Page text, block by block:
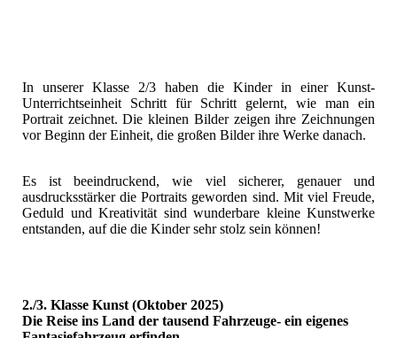
In unserer Klasse 2/3 haben die Kinder in einer Kunst-
Unterrichtseinheit Schritt für Schritt gelernt, wie man ein
Portrait zeichnet. Die kleinen Bilder zeigen ihre Zeichnungen
vor Beginn der Einheit, die großen Bilder ihre Werke danach.
Es ist beeindruckend, wie viel sicherer, genauer und
ausdrucksstärker die Portraits geworden sind. Mit viel Freude,
Geduld und Kreativität sind wunderbare kleine Kunstwerke
entstanden, auf die die Kinder sehr stolz sein können!
2./3. Klasse Kunst (Oktober 2025)
Die Reise ins Land der tausend Fahrzeuge- ein eigenes